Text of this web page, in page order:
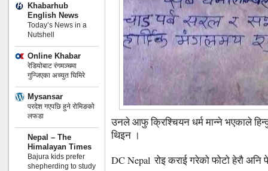
Khabarhub
English News
Today’s News in a
Nutshell
Online Khabar
रेडियोबाट रंगमञ्चमा
गुन्जिएका अच्युत घिमिरे
Mysansar
परदेश गएपछि हुने रोमिङको
लफडा
Nepal – The
Himalayan Times
Bajura kids prefer
shepherding to study
उनले आफु क्रिश्चियन धर्म मान्ने भएकाले
थिइन ।
DC Nepal रोइ कराई गरेको फोटो हेरौ